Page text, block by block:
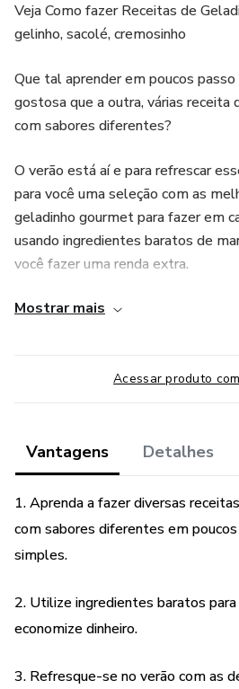
Veja Como fazer Receitas de
gelinho, sacolé, cremosinho
Que tal aprender em poucos
gostosa que a outra, várias receita
com sabores diferentes?
O verão está aí e para refrescar
para você uma seleção com as
geladinho gourmet para fazer em
usando ingredientes baratos de
você fazer uma renda extra.
“Esse produto é comercializado
comercializados, tão menos avalia
experiência daqueles que os
produto e sua aquisição, através
e resultado, em qualquer hipótese.
comprador declara estar ciente
termos e políticas da Hotmart
antes mesmo da conclusão da
Mostrar mais
Acessar produto
Vantagens Detalhes
1. Aprenda a fazer diversas
com sabores diferentes em
simples.
2. Utilize ingredientes baratos
economize dinheiro.
3. Refresque-se no verão com as